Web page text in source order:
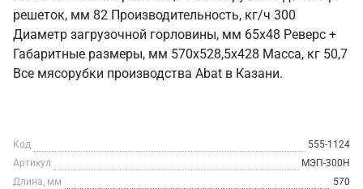
решеток, мм 82 Производительность, кг/ч 300
Диаметр загрузочной горловины, мм 65х48 Реверс +
Габаритные размеры, мм 570х528,5х428 Масса, кг 50,7
Все мясорубки производства Abat в Казани.
Код
555-1124
Артикул
МЭП-300Н
Длина, мм
570